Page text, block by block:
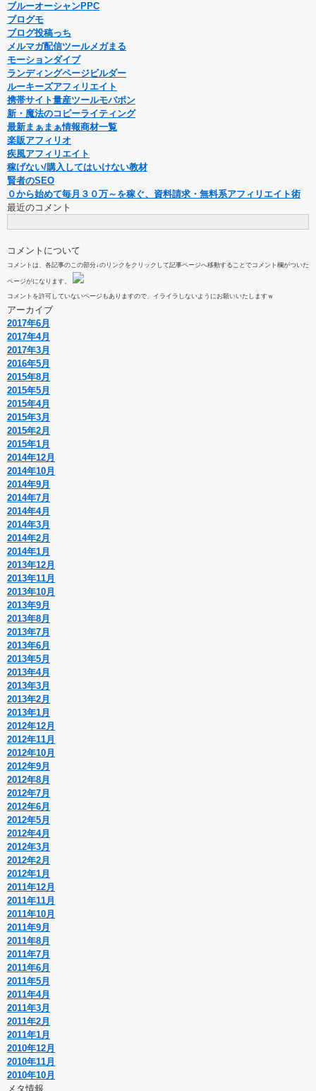
ブルーオーシャンPPC
ブログモ
ブログ投稿っち
メルマガ配信ツールメガまる
モーションダイブ
ランディングページビルダー
ルーキーズアフィリエイト
携帯サイト量産ツールモバポン
新・魔法のコピーライティング
最新まぁまぁ情報商材一覧
楽販アフィリオ
疾風アフィリエイト
稼げない/購入してはいけない教材
賢者のSEO
０から始めて毎月３０万～を稼ぐ、資料請求・無料系アフィリエイト術
最近のコメント
コメントについて
コメントは、各記事のこの部分↓のリンクをクリックして記事ページへ移動することでコメント欄がついた
ページがになります。
コメントを許可していないページもありますので、イライラしないようにお願いいたしますｗ
アーカイブ
2017年6月
2017年4月
2017年3月
2016年5月
2015年8月
2015年5月
2015年4月
2015年3月
2015年2月
2015年1月
2014年12月
2014年10月
2014年9月
2014年7月
2014年4月
2014年3月
2014年2月
2014年1月
2013年12月
2013年11月
2013年10月
2013年9月
2013年8月
2013年7月
2013年6月
2013年5月
2013年4月
2013年3月
2013年2月
2013年1月
2012年12月
2012年11月
2012年10月
2012年9月
2012年8月
2012年7月
2012年6月
2012年5月
2012年4月
2012年3月
2012年2月
2012年1月
2011年12月
2011年11月
2011年10月
2011年9月
2011年8月
2011年7月
2011年6月
2011年5月
2011年4月
2011年3月
2011年2月
2011年1月
2010年12月
2010年11月
2010年10月
メタ情報